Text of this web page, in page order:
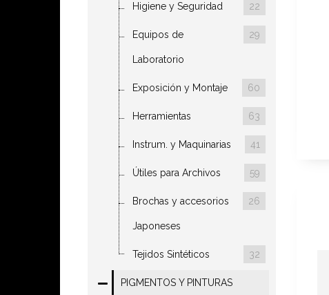
Higiene y Seguridad 22
Equipos de
Laboratorio
29
Exposición y Montaje 60
Herramientas 63
Instrum. y Maquinarias 41
Útiles para Archivos 59
Brochas y accesorios
Japoneses
26
Tejidos Sintéticos 32
PIGMENTOS Y PINTURAS